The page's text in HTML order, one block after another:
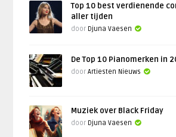
Top 10 best verdienende
aller tijden
door Djuna Vaesen
De Top 10 Pianomerken in
doorArtiesten Nieuws
Muziek over Black Friday
door Djuna Vaesen